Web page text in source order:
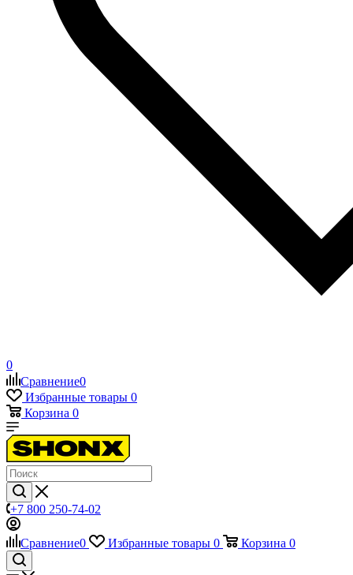
0
Сравнение0
Избранные товары 0
Корзина 0
+7 800 250-74-02
Сравнение0 Избранные товары 0 Корзина 0